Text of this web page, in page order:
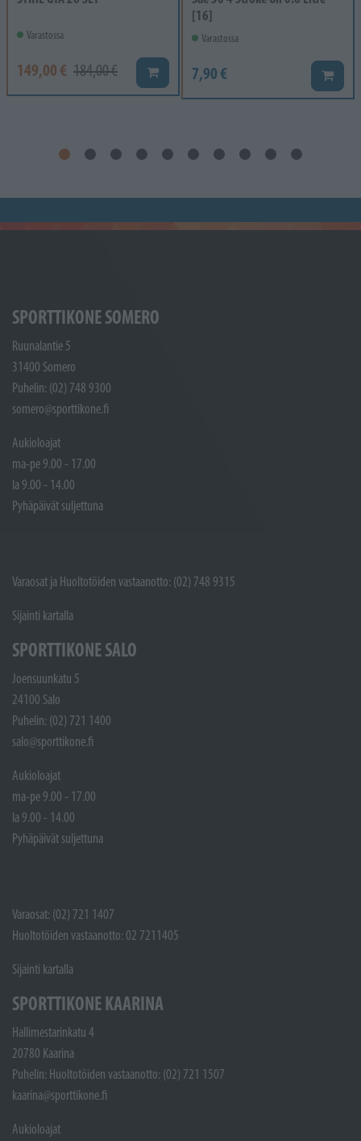
Varastossa
149,00 € 184,00 € Lisää koriin
[16]
Varastossa
7,90 € Lisää
SPORTTIKONE SOMERO
Ruunalantie 5
31400 Somero
Puhelin: (02) 748 9300
somero@sporttikone.fi
Aukioloajat
ma-pe 9.00 - 17.00
la 9.00 - 14.00
Pyhäpäivät suljettuna
Varaosat ja Huoltotöiden vastaanotto: (02) 748 9315
Sijainti kartalla
SPORTTIKONE SALO
Joensuunkatu 5
24100 Salo
Puhelin: (02) 721 1400
salo@sporttikone.fi
Aukioloajat
ma-pe 9.00 - 17.00
la 9.00 - 14.00
Pyhäpäivät suljettuna
Varaosat: (02) 721 1407
Huoltotöiden vastaanotto: 02 7211405
Sijainti kartalla
SPORTTIKONE KAARINA
Hallimestarinkatu 4
20780 Kaarina
Puhelin: Huoltotöiden vastaanotto: (02) 721 1507
kaarina@sporttikone.fi
Aukioloajat